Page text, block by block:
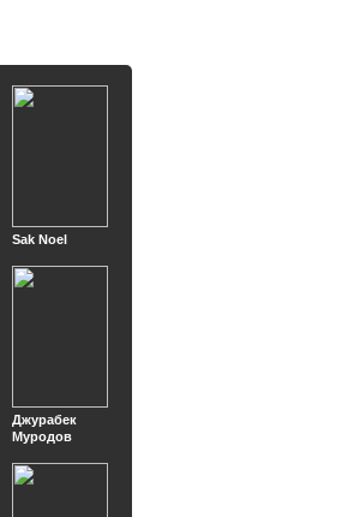
Sak Noel
Джурабек
Муродов